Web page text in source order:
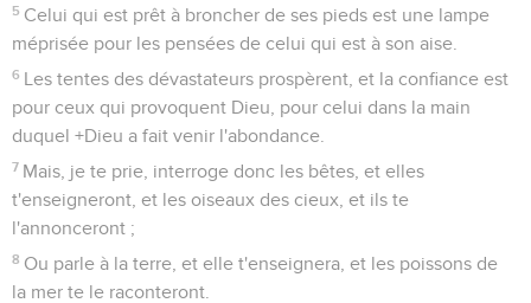
5 Celui qui est prêt à broncher de ses pieds est une lampe
méprisée pour les pensées de celui qui est à son aise.
6 Les tentes des dévastateurs prospèrent, et la confiance est
pour ceux qui provoquent Dieu, pour celui dans la main
duquel +Dieu a fait venir l'abondance.
7 Mais, je te prie, interroge donc les bêtes, et elles
t'enseigneront, et les oiseaux des cieux, et ils te
l'annonceront ;
8 Ou parle à la terre, et elle t'enseignera, et les poissons de
la mer te le raconteront.